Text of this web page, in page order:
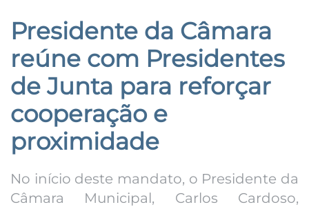
Presidente da Câmara
reúne com Presidentes
de Junta para reforçar
cooperação e
proximidade
No início deste mandato, o Presidente da
Câmara Municipal, Carlos Cardoso,